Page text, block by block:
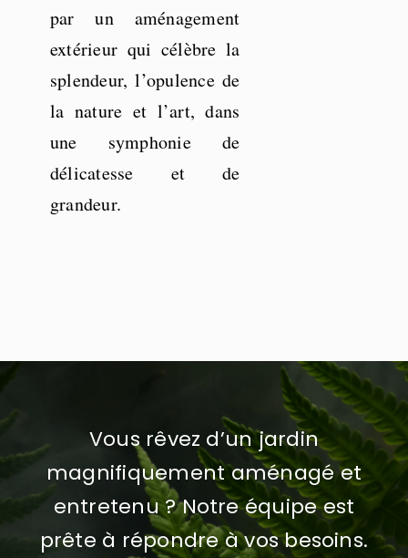
par un aménagement
extérieur qui célèbre la
splendeur, l’opulence de
la nature et l’art, dans
une symphonie de
délicatesse et de
grandeur.
Vous rêvez d’un jardin
magnifiquement aménagé et
entretenu ? Notre équipe est
prête à répondre à vos besoins.